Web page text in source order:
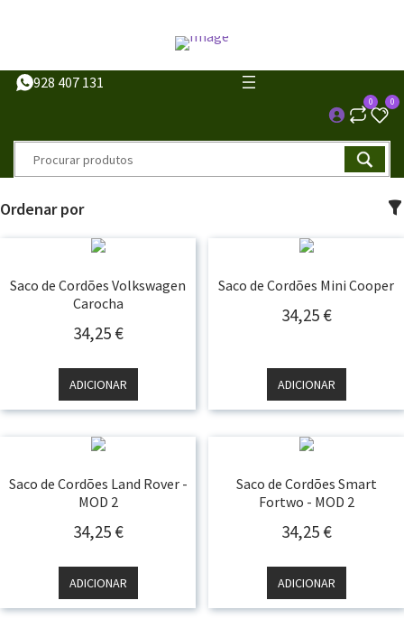
928 407 131
0 0
Ordenar por
Saco de Cordões Volkswagen
Carocha
34,25 €
ADICIONAR
Saco de Cordões Mini Cooper
34,25 €
ADICIONAR
Saco de Cordões Land Rover -
MOD 2
34,25 €
ADICIONAR
Saco de Cordões Smart
Fortwo - MOD 2
34,25 €
ADICIONAR